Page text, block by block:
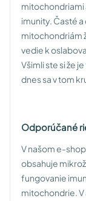
mitochondriami
imunity. Časté
mitochondriám
vedie k
Všimli ste si že
dnes sa v tom
Odporúčané
V našom e-
obsahuje
fungovanie
mitochondrie. V